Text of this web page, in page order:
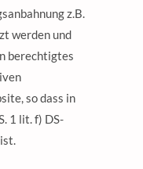
z.B.
werden und
berechtigtes
so dass in
1 lit. f) DS-